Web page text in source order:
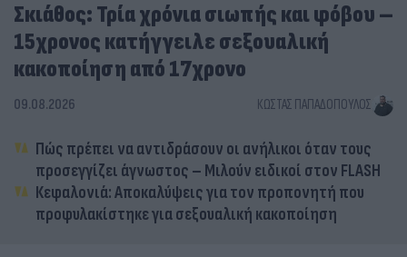
Σκιάθος: Τρία χρόνια σιωπής και φόβου –
15χρονος κατήγγειλε σεξουαλική
κακοποίηση από 17χρονο
09.08.2026 ΚΏΣΤΑΣ ΠΑΠΑΔΌΠΟΥΛΟΣ
Πώς πρέπει να αντιδράσουν οι ανήλικοι όταν τους
προσεγγίζει άγνωστος – Μιλούν ειδικοί στον FLASH
Κεφαλονιά: Αποκαλύψεις για τον προπονητή που
προφυλακίστηκε για σεξουαλική κακοποίηση